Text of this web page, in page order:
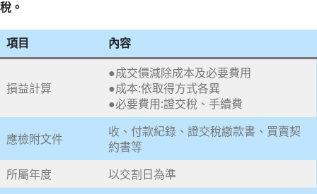
稅。
項目 內容
損益計算
●成交價減除成本及必要費用
●成本:依取得方式各異
●必要費用:證交稅、手續費
應檢附文件
收、付款紀錄、證交稅繳款書、買賣契
約書等
所屬年度
以交割日為準